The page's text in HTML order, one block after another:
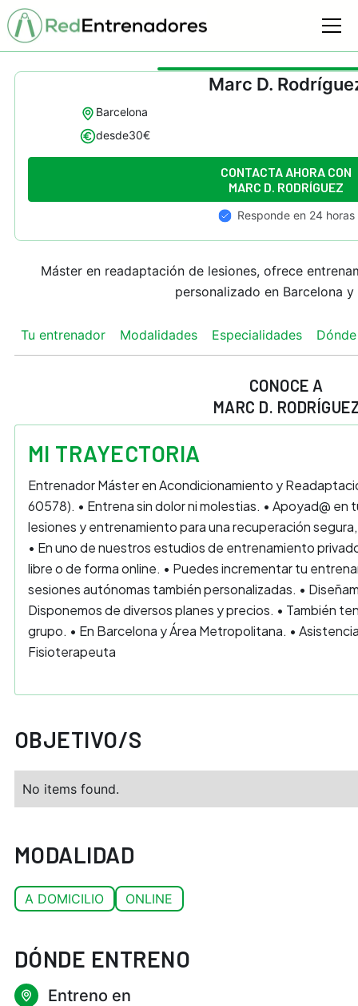
Máster en readaptación de lesiones, ofrece
personalizado en Barcelona y
Tu entrenador Modalidades Especialidades Dónde
CONOCE A
MARC D.
MI TRAYECTORIA
Entrenador Máster en Acondicionamiento y
60578). • Entrena sin dolor ni molestias. • Apoyad@
lesiones y entrenamiento para una recuperación
• En uno de nuestros estudios de entrenamiento
libre o de forma online. • Puedes incrementar tu
sesiones autónomas también personalizadas. •
Disponemos de diversos planes y precios. • También
grupo. • En Barcelona y Área Metropolitana. •
Fisioterapeuta
OBJETIVO/S
No items found.
MODALIDAD
A DOMICILIO ONLINE
DÓNDE ENTRENO
Entreno en
Marc D.
Barcelona
desde30€
CONTACTA AHORA CON
MARC D. RODRÍGUEZ
Responde en 24 horas